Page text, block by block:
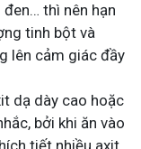
đen… thì nên hạn
tinh bột và
lên cảm giác đầy
dạ dày cao hoặc
bởi khi ăn vào
tiết nhiều axit